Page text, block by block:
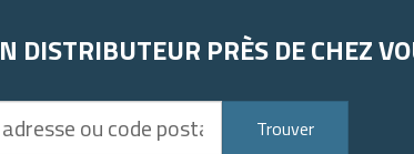
DISTRIBUTEUR PRÈS DE CHEZ
Trouver